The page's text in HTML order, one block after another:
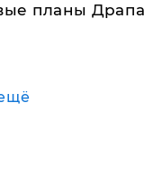
планы